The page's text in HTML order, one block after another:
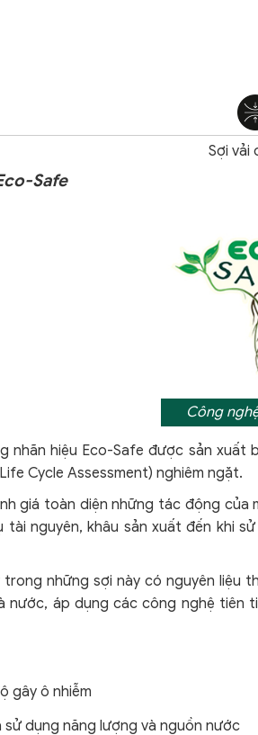
Sợi vải
Safe
Công
nhãn hiệu Eco-Safe được sản
Cycle Assessment) nghiêm ngặt.
giá toàn diện những tác động
tài nguyên, khâu sản xuất đến khi
những sợi này có nguyên liệu
nước, áp dụng các công nghệ tiên
gây ô nhiễm
sử dụng năng lượng và nguồn nước